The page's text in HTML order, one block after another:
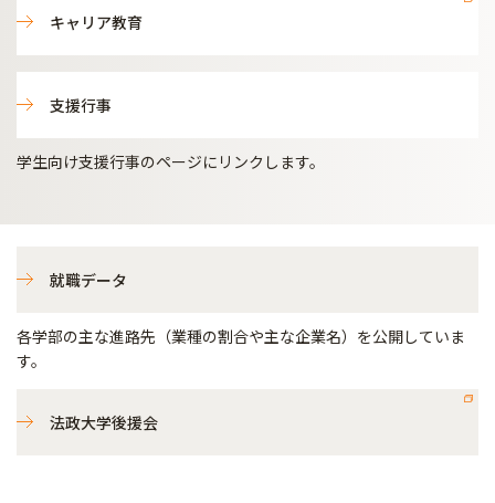
キャリア教育
支援行事
学生向け支援行事のページにリンクします。
就職データ
各学部の主な進路先（業種の割合や主な企業名）を公開していま
す。
法政大学後援会